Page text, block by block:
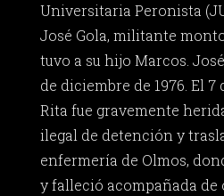
Universitaria Peronista
José Gola, militante
tuvo a su hijo Marcos.
de diciembre de 1976. El 7
Rita fue gravemente
ilegal de detención y
enfermería de Olmos,
y falleció acompañada de